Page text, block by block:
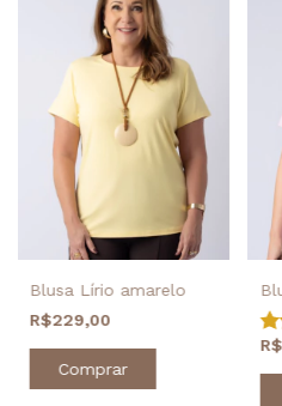
Blusa Lírio amarelo
R$229,00
Comprar